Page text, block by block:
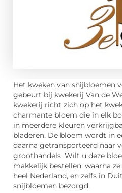
Het kweken van snijbloemen
gebeurt bij kwekerij Van de
kwekerij richt zich op het
charmante bloem die in elk
in meerdere kleuren
bladeren. De bloem wordt in
daarna getransporteerd naar
groothandels. Wilt u deze
makkelijk bestellen, waarna
heel Nederland, en zelfs in
snijbloemen bezorgd.